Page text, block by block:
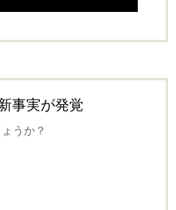
事実が発覚
うか？